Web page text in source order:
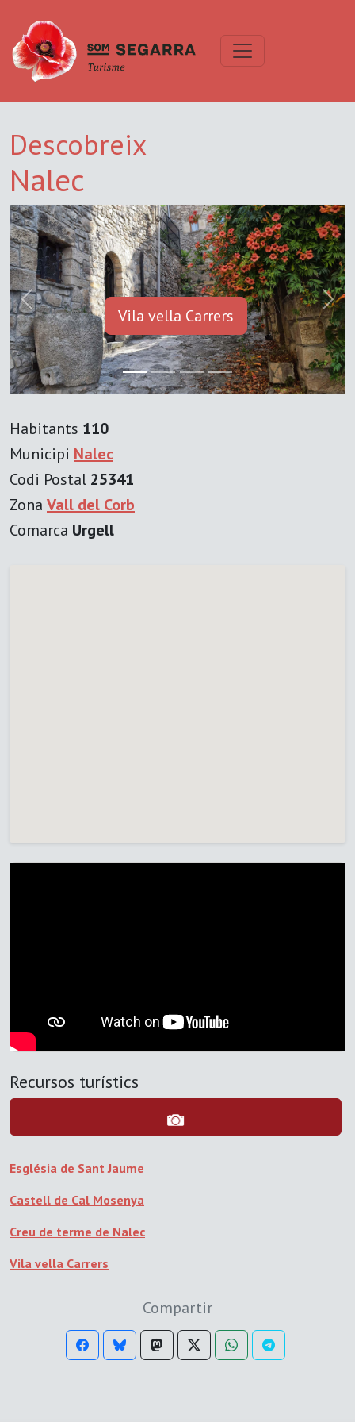
Descobreix
Nalec
Vila vella Carrers
Previous Next
Habitants 110
Municipi Nalec
Codi Postal 25341
Zona Vall del Corb
Comarca Urgell
Recursos turístics
Església de Sant Jaume
Castell de Cal Mosenya
Creu de terme de Nalec
Vila vella Carrers
Compartir